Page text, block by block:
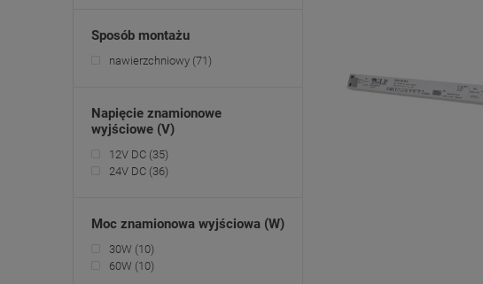
Sposób montażu
nawierzchniowy (71)
Napięcie znamionowe
wyjściowe (V)
12V DC (35)
24V DC (36)
Moc znamionowa wyjściowa (W)
30W (10)
60W (10)